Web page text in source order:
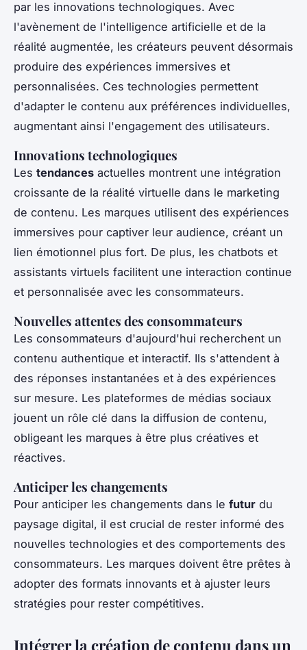
par les innovations technologiques. Avec
l'avènement de l'intelligence artificielle et de la
réalité augmentée, les créateurs peuvent désormais
produire des expériences immersives et
personnalisées. Ces technologies permettent
d'adapter le contenu aux préférences individuelles,
augmentant ainsi l'engagement des utilisateurs.
Innovations technologiques
Les tendances actuelles montrent une intégration
croissante de la réalité virtuelle dans le marketing
de contenu. Les marques utilisent des expériences
immersives pour captiver leur audience, créant un
lien émotionnel plus fort. De plus, les chatbots et
assistants virtuels facilitent une interaction continue
et personnalisée avec les consommateurs.
Nouvelles attentes des consommateurs
Les consommateurs d'aujourd'hui recherchent un
contenu authentique et interactif. Ils s'attendent à
des réponses instantanées et à des expériences
sur mesure. Les plateformes de médias sociaux
jouent un rôle clé dans la diffusion de contenu,
obligeant les marques à être plus créatives et
réactives.
Anticiper les changements
Pour anticiper les changements dans le futur du
paysage digital, il est crucial de rester informé des
nouvelles technologies et des comportements des
consommateurs. Les marques doivent être prêtes à
adopter des formats innovants et à ajuster leurs
stratégies pour rester compétitives.
Intégrer la création de contenu dans un